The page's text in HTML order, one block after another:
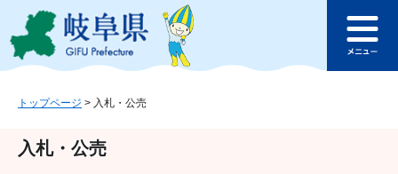
ジ
ュ
このページの本文へ
ュ
トップページ > 入札・公売
入札・公売